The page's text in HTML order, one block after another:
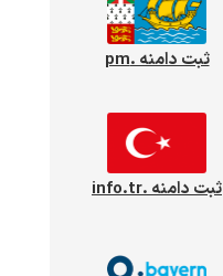
ثبت دامنه .pm
ثبت دامنه .info.tr